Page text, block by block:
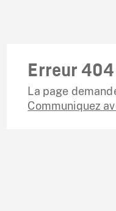
Erreur
La page
Communiquez